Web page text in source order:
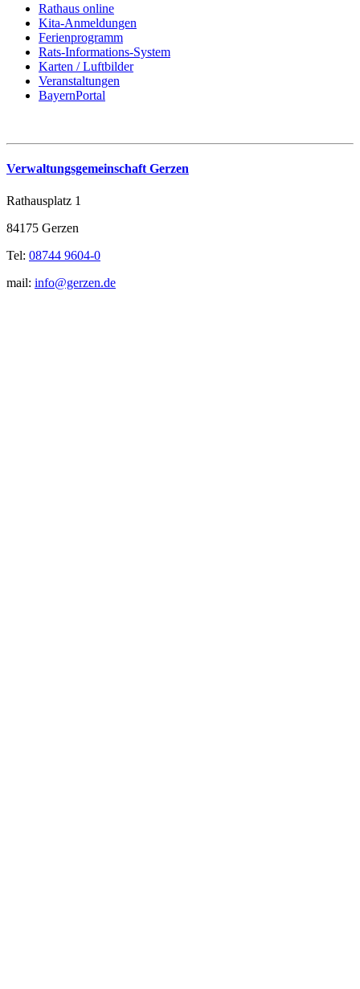
Rathaus online
Kita-Anmeldungen
Ferienprogramm
Rats-Informations-System
Karten / Luftbilder
Veranstaltungen
BayernPortal
Verwaltungsgemeinschaft Gerzen
Rathausplatz 1
84175 Gerzen
Tel: 08744 9604-0
mail: info@gerzen.de